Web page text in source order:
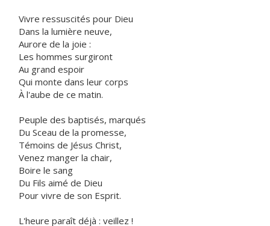
Vivre ressuscités pour Dieu
Dans la lumière neuve,
Aurore de la joie :
Les hommes surgiront
Au grand espoir
Qui monte dans leur corps
À l'aube de ce matin.
Peuple des baptisés, marqués
Du Sceau de la promesse,
Témoins de Jésus Christ,
Venez manger la chair,
Boire le sang
Du Fils aimé de Dieu
Pour vivre de son Esprit.
L'heure paraît déjà : veillez !